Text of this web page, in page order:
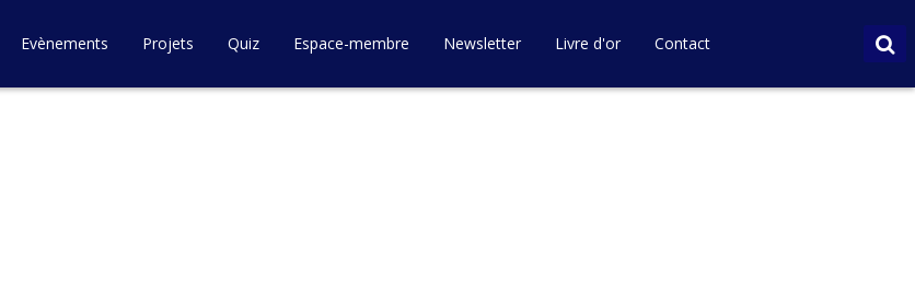
Evènements Projets Quiz Espace-membre Newsletter Livre d'or Contact